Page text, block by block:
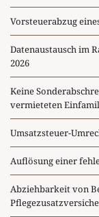
Vorsteuerabzug
Datenaustausch im
2026
Keine
vermieteten
Umsatzsteuer-
Auflösung einer
Abziehbarkeit von